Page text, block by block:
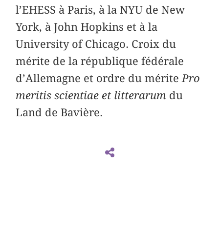
l’EHESS à Paris, à la NYU de New
York, à John Hopkins et à la
University of Chicago. Croix du
mérite de la république fédérale
d’Allemagne et ordre du mérite Pro
meritis scientiae et litterarum du
Land de Bavière.